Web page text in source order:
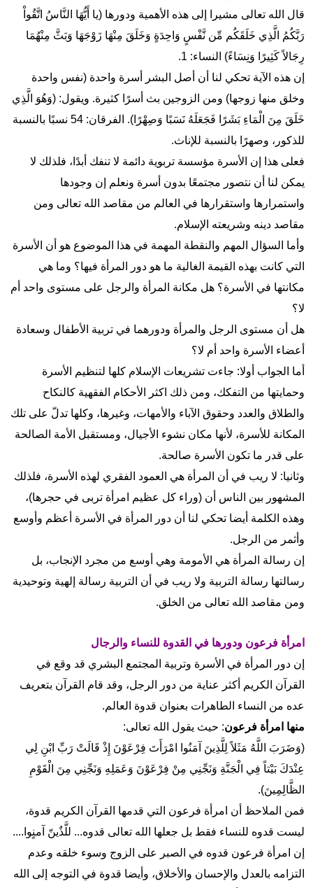
قال الله تعالی مشیرا إلى هذه الأهمية ودورها (یا أَيُّهَا النَّاسُ اتَّقُواْ
رَبَّكُمُ الَّذِي خَلَقَكُم مِّن نَّفْسٍ وَاحِدَةٍ وَخَلَقَ مِنْهَا زَوْجَهَا وَبَثَّ مِنْهُمَا
رِجَالاً كَثِيرًا وَنِسَاءً) النساء: 1.
إن هذه الآية تحکي لنا أن أصل البشر أسرة واحدة (نفس واحدة
وخلق منها زوجها) ومن الزوجين بث أسرًا كثيرة. ويقول: (وَهُوَ الَّذِي
خَلَقَ مِنَ الْمَاءِ بَشَرًا فَجَعَلَهُ نَسَبًا وَصِهْرًا). الفرقان: 54 نسبًا بالنسبة
للذكور، وصهرًا بالنسبة للإناث.
فعلی هذا إن الأسرة مؤسسة تربوية دائمة لا تنفك أبدًا، فلذلك لا
یمکن لنا أن نتصور مجتمعًا بدون أسرة ونعلم إن وجودها
واستمرارها واستقرارها في العالم من مقاصد الله تعالی ومن
مقاصد دینه وشریعته الإسلام.
وأما السؤال المهم والنقطة المهمة في هذا الموضوع هو أن الأسرة
التي کانت بهذه القیمة الغالیة ما هو دور المرأة فیها؟ وما هي
مکانتها في الأسرة؟ هل مکانة المرأة والرجل علی مستوی واحد أم
لا؟
هل أن مستوی الرجل والمرأة ودورهما في تربیة الأطفال وسعادة
أعضاء الأسرة واحد أم لا؟
أما الجواب أولا: جاءت تشريعات الإسلام كلها لتنظيم الأسرة
وحمايتها من التفكك، ومن ذلك اکثر الأحكام الفقهية کالنكاح
والطلاق والعدد وحقوق الآباء والأمهات، وغيرها، وكلها تدلّ على تلك
المكانة للأسرة، لأنها مكان نشوء الأجيال، ومستقبل الأمة الصالحة
على قدر ما تكون الأسرة صالحة.
وثانیا: لا ریب في أن المرأة هي العمود الفقري لهذه الأسرة، فلذلك
المشهور بین الناس أن (وراء كل عظيم امرأة تربى في حجرها)،
وهذه الکلمة أيضا تحکي لنا أن دور المرأة في الأسرة أعظم وأوسع
وأثمر من الرجل.
إن رسالة المرأة هي الأمومة وهي أوسع من مجرد الإنجاب، بل
رسالتها رسالة التربية ولا ریب في أن التربیة رسالة إلهية وتوحیدیة
ومن مقاصد الله تعالى من الخلق.
امرأة فرعون ودورها في القدوة للنساء والرجال
إن دور المرأة في الأسرة وتربیة المجتمع البشري قد وقع في
القرآن الکریم أکثر عناية من دور الرجل، وقد قام القرآن بتعریف
عده من النساء الطاهرات بعنوان قدوة العالم.
منها امرأة فرعون: حيث يقول الله تعالى:
(وَضَرَبَ اللَّهُ مَثَلاً لِلَّذِينَ آمَنُوا امْرَأَتَ فِرْعَوْنَ إِذْ قَالَتْ رَبِّ ابْنِ لِي
عِنْدَكَ بَيْتاً فِي الْجَنَّةِ وَنَجِّنِي مِنْ فِرْعَوْنَ وَعَمَلِهِ وَنَجِّنِي مِنَ الْقَوْمِ
الظَّالِمِينَ).
فمن الملاحظ أن امرأة فرعون التي قدمها القرآن الكريم قدوة،
ليست قدوه للنساء فقط بل جعلها الله تعالی قدوه... للَّذٌينّ آمنٍوا....
إن امرأة فرعون قدوه في الصبر علی الزوج وسوء خلقه وعدم
التزامه بالعدل والإحسان والأخلاق، وأيضا قدوة في التوجه إلى الله